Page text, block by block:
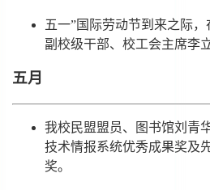
五一”国际劳动节到来之际
副校级干部、校工会主席李
五月
我校民盟盟员、图书馆刘青
技术情报系统优秀成果奖及
奖。